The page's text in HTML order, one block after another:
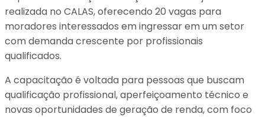
realizada no CALAS, oferecendo 20 vagas para
moradores interessados em ingressar em um setor
com demanda crescente por profissionais
qualificados.
A capacitação é voltada para pessoas que buscam
qualificação profissional, aperfeiçoamento técnico e
novas oportunidades de geração de renda, com foco